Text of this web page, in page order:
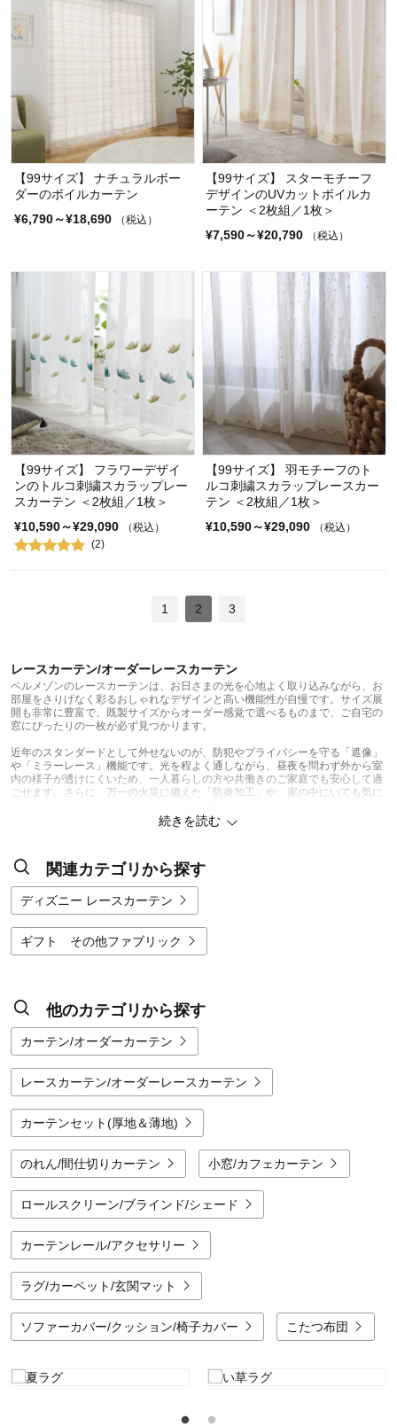
【99サイズ】 ナチュラルボー
ダーのボイルカーテン
¥6,790～¥18,690
（税込）
【99サイズ】 スターモチーフ
デザインのUVカットボイルカ
ーテン ＜2枚組／1枚＞
¥7,590～¥20,790
（税込）
【99サイズ】 フラワーデザイ
ンのトルコ刺繍スカラップレー
スカーテン ＜2枚組／1枚＞
¥10,590～¥29,090
（税込）
(2)
【99サイズ】 羽モチーフのト
ルコ刺繍スカラップレースカー
テン ＜2枚組／1枚＞
¥10,590～¥29,090
（税込）
1 2 3
レースカーテン/オーダーレースカーテン
ベルメゾンのレースカーテンは、お日さまの光を心地よく取り込みながら、お
部屋をさりげなく彩るおしゃれなデザインと高い機能性が自慢です。サイズ展
開も非常に豊富で、既製サイズからオーダー感覚で選べるものまで、ご自宅の
窓にぴったりの一枚が必ず見つかります。
近年のスタンダードとして外せないのが、防犯やプライバシーを守る「遮像」
や「ミラーレース」機能です。光を程よく通しながら、昼夜を問わず外から室
内の様子が透けにくいため、一人暮らしの方や共働きのご家庭でも安心して過
ごせます。さらに、万一の火災に備えた「防炎加工」や、家の中にいても気に
機能など、現代の暮らしに欠かせない多機能なアイテムが充実しています。光
を程よく遮ることで、西日対策や家具の日焼け防止、あるいは寝室でのまぶし
デザインのバリエーションも、ベルメゾンならではの圧倒的なラインナップで
す。使いやすいシンプルな無地調はもちろん、柔らかなとろみ素材や軽やかな
ガーゼ風、ラグジュアリーなチュールレースなど、風合いにこだわった商品が
豊富です。さらに、繊細なトルコ刺繍やスパンコール刺繍、立体的なクロッシ
ェレース柄など、窓辺を主役にする華やかなデザインも多数。北欧調のボタニ
カル柄や、ノスタルジックな風景を映し出す「エモカーテン」、さらにはディ
ズニーやミニラボといった人気キャラクター柄まで、選ぶのが楽しくなるほど
選びやすさの面でも、窓の大きさに合わせて細かく選べる豊富なサイズ展開に
加え、丈を調節できるアジャスターフック付きの商品が多いのも魅力です。ご
自宅の環境に合わせて「UVカット率」や「遮光〇級」といった数値からも比
較検討できるため、納得の一枚を選ぶことができます。デザイン性、機能性、
そして確かな品質を兼ね備えたベルメゾンのレースカーテンで、あなたの毎日
をもっと心地よく、素敵にアップデートしてみませんか。
続きを読む
関連カテゴリから探す
ディズニー レースカーテン
ギフト その他ファブリック
他のカテゴリから探す
カーテン/オーダーカーテン
レースカーテン/オーダーレースカーテン
カーテンセット(厚地＆薄地)
のれん/間仕切りカーテン 小窓/カフェカーテン
ロールスクリーン/ブラインド/シェード
カーテンレール/アクセサリー
ラグ/カーペット/玄関マット
ソファーカバー/クッション/椅子カバー こたつ布団